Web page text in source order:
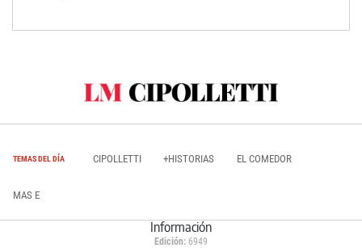
TEMAS DEL DÍA CIPOLLETTI +HISTORIAS EL COMEDOR
MAS E
Información
Edición: 6949